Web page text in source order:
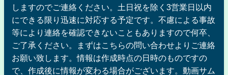
しますのでご連絡ください。土日祝を除く3営業日以内
にできる限り迅速に対応する予定です。不慮による事故
等により連絡を確認できないこともありますので何卒、
ご了承ください。まずはこちらの問い合わせよりご連絡
お願い致します。情報は作成時点の日時のものですの
で、作成後に情報が変わる場合がございます。動画サム